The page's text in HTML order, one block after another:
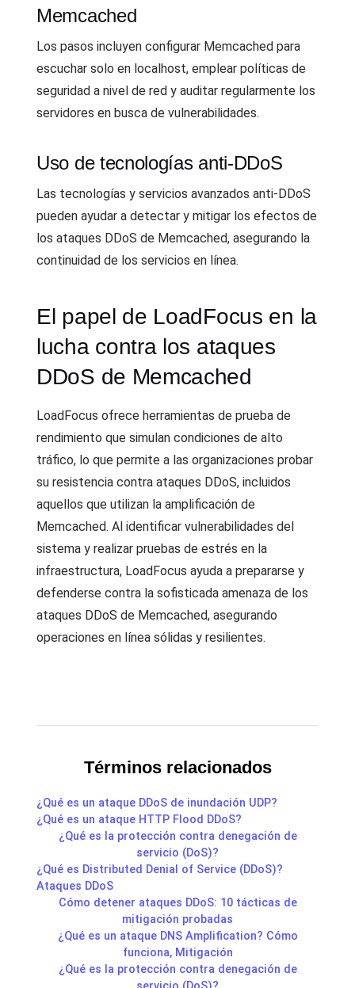
Memcached
Los pasos incluyen configurar Memcached para
escuchar solo en localhost, emplear políticas de
seguridad a nivel de red y auditar regularmente los
servidores en busca de vulnerabilidades.
Uso de tecnologías anti-DDoS
Las tecnologías y servicios avanzados anti-DDoS
pueden ayudar a detectar y mitigar los efectos de
los ataques DDoS de Memcached, asegurando la
continuidad de los servicios en línea.
El papel de LoadFocus en la
lucha contra los ataques
DDoS de Memcached
LoadFocus ofrece herramientas de prueba de
rendimiento que simulan condiciones de alto
tráfico, lo que permite a las organizaciones probar
su resistencia contra ataques DDoS, incluidos
aquellos que utilizan la amplificación de
Memcached. Al identificar vulnerabilidades del
sistema y realizar pruebas de estrés en la
infraestructura, LoadFocus ayuda a prepararse y
defenderse contra la sofisticada amenaza de los
ataques DDoS de Memcached, asegurando
operaciones en línea sólidas y resilientes.
Términos relacionados
¿Qué es un ataque DDoS de inundación UDP?
¿Qué es un ataque HTTP Flood DDoS?
¿Qué es la protección contra denegación de
servicio (DoS)?
¿Qué es Distributed Denial of Service (DDoS)?
Ataques DDoS
Cómo detener ataques DDoS: 10 tácticas de
mitigación probadas
¿Qué es un ataque DNS Amplification? Cómo
funciona, Mitigación
¿Qué es la protección contra denegación de